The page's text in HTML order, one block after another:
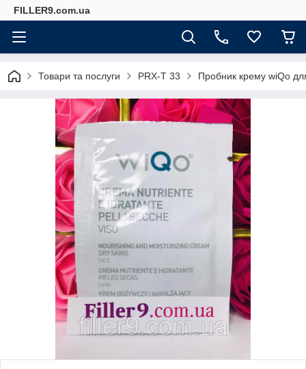
FILLER9.com.ua
Товари та послуги PRX-T 33 Пробник крему wiQo